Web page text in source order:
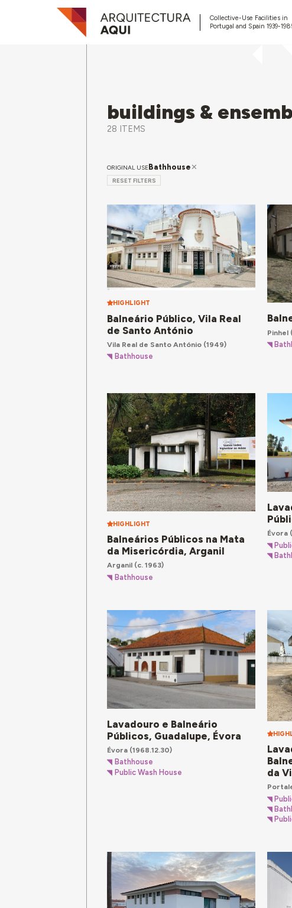
Collective-Use Facilities in
Portugal and Spain 1939-
buildings &
28 ITEMS
ORIGINAL USE Bathhouse
RESET FILTERS
HIGHLIGHT
Balneário Público, Vila Real
de Santo António
Vila Real de Santo António (1949)
Bathhouse
Pinhel
HIGHLIGHT
Balneários Públicos na Mata
da Misericórdia, Arganil
Arganil (c. 1963)
Bathhouse
Évora
Lavadouro e Balneário
Públicos, Guadalupe, Évora
Évora (1968.12.30)
Bathhouse
Public Wash House
da